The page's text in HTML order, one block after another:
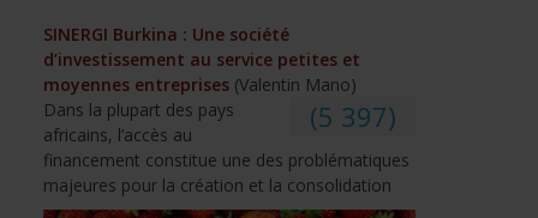
SINERGI Burkina : Une société
d’investissement au service petites et
moyennes entreprises (Valentin Mano)
(5 397)
Dans la plupart des pays
africains, l’accès au
financement constitue une des problématiques
majeures pour la création et la consolidation